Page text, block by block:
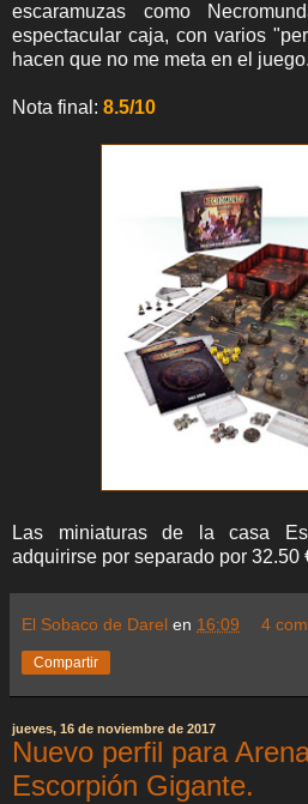
escaramuzas como
espectacular caja, con varios
hacen que no me meta en el juego.
Nota final: 8.5/10
Las miniaturas de la casa
adquirirse por separado por 32.50
El Sobaco de Darel en 16:09 4
Compartir
jueves, 16 de noviembre de 2017
Nuevo perfil para
Escorpión Gigante.